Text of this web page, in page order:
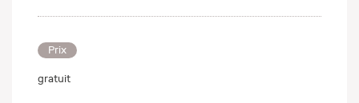
Prix
gratuit